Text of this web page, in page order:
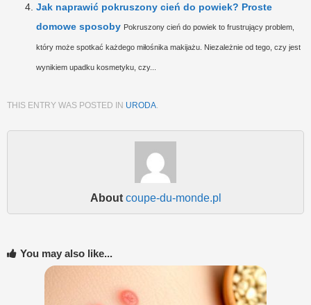
Jak naprawić pokruszony cień do powiek? Proste
domowe sposoby Pokruszony cień do powiek to frustrujący problem,
który może spotkać każdego miłośnika makijażu. Niezależnie od tego, czy jest
wynikiem upadku kosmetyku, czy...
THIS ENTRY WAS POSTED IN URODA
About coupe-du-monde.pl
You may also like...